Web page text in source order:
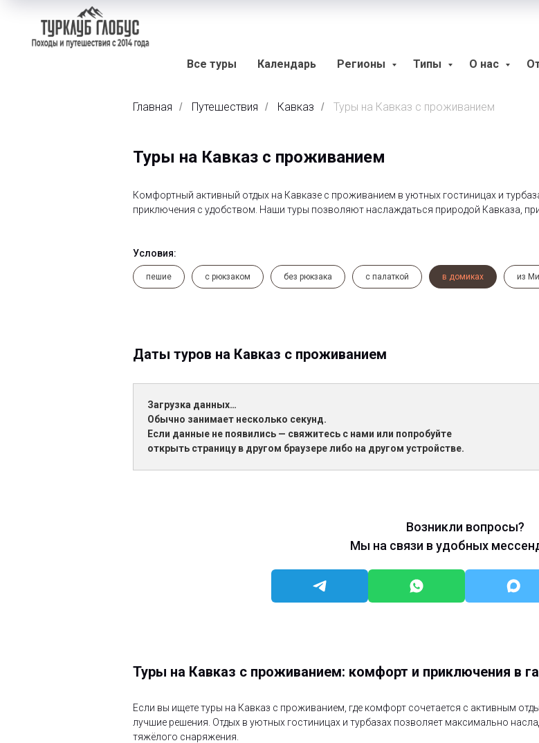
Все туры Календарь Регионы Типы О нас
Главная / Путешествия / Кавказ / Туры на Кавказ с проживанием
Туры на Кавказ с проживанием
Комфортный активный отдых на Кавказе с проживанием в уютных гостиницах и
приключения с удобством. Наши туры позволяют наслаждаться природой Кавказа,
Условия:
пешие с рюкзаком без рюкзака с палаткой в домиках из
Даты туров на Кавказ с проживанием
Загрузка данных…
Обычно занимает несколько секунд.
Если данные не появились — свяжитесь с нами или попробуйте
открыть страницу в другом браузере либо на другом устройстве.
Возникли вопросы?
Мы на связи в удобных
Туры на Кавказ с проживанием: комфорт и приключения в
Если вы ищете туры на Кавказ с проживанием, где комфорт сочетается с активным
лучшие решения. Отдых в уютных гостиницах и турбазах позволяет максимально
тяжёлого снаряжения.